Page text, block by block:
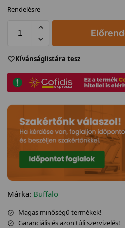
Rendelésre
Kívánságlistára tesz
Márka: Buffalo
Magas minőségű termékek!
Garanciális és azon túli szervizelés!